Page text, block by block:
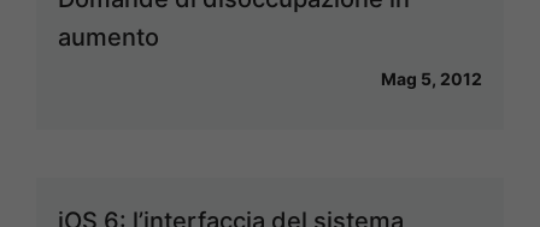
aumento
Mag 5, 2012
iOS 6: l’interfaccia del sistema